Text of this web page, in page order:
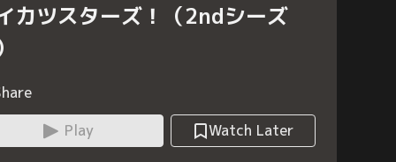
カツスターズ！（2ndシーズ
Play
Watch Later